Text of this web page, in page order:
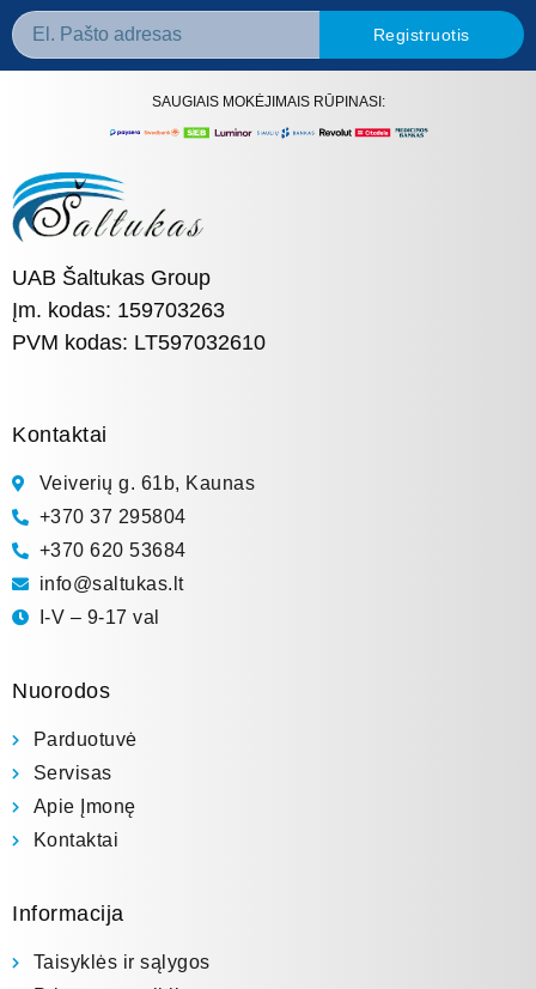
Registruotis
SAUGIAIS MOKĖJIMAIS RŪPINASI:
UAB Šaltukas Group
Įm. kodas: 159703263
PVM kodas: LT597032610
Kontaktai
Veiverių g. 61b, Kaunas
+370 37 295804
+370 620 53684
info@saltukas.lt
I-V – 9-17 val
Nuorodos
Parduotuvė
Servisas
Apie Įmonę
Kontaktai
Informacija
Taisyklės ir sąlygos